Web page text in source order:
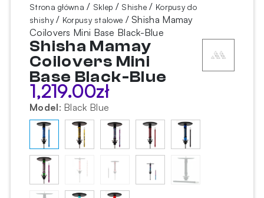
Strona główna / Sklep / Shishe / Korpusy do
shishy/ Korpusy stalowe / Shisha Mamay
Coilovers Mini Base Black-Blue
Shisha Mamay
Coilovers Mini
Base Black-Blue
1,219.00zł
Model: Black Blue